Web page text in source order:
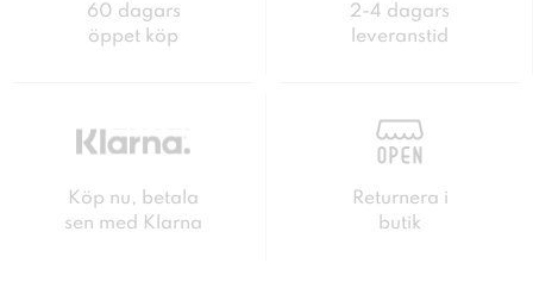
60 dagars
öppet köp
2-4 dagars
leveranstid
Köp nu, betala
sen med Klarna
Returnera i
butik